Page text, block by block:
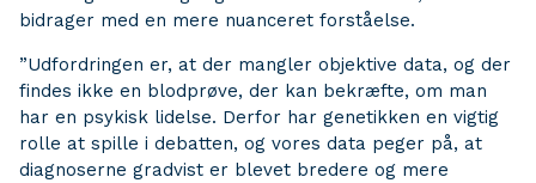
bidrager med en mere nuanceret forståelse.
”Udfordringen er, at der mangler objektive data, og der
findes ikke en blodprøve, der kan bekræfte, om man
har en psykisk lidelse. Derfor har genetikken en vigtig
rolle at spille i debatten, og vores data peger på, at
diagnoserne gradvist er blevet bredere og mere